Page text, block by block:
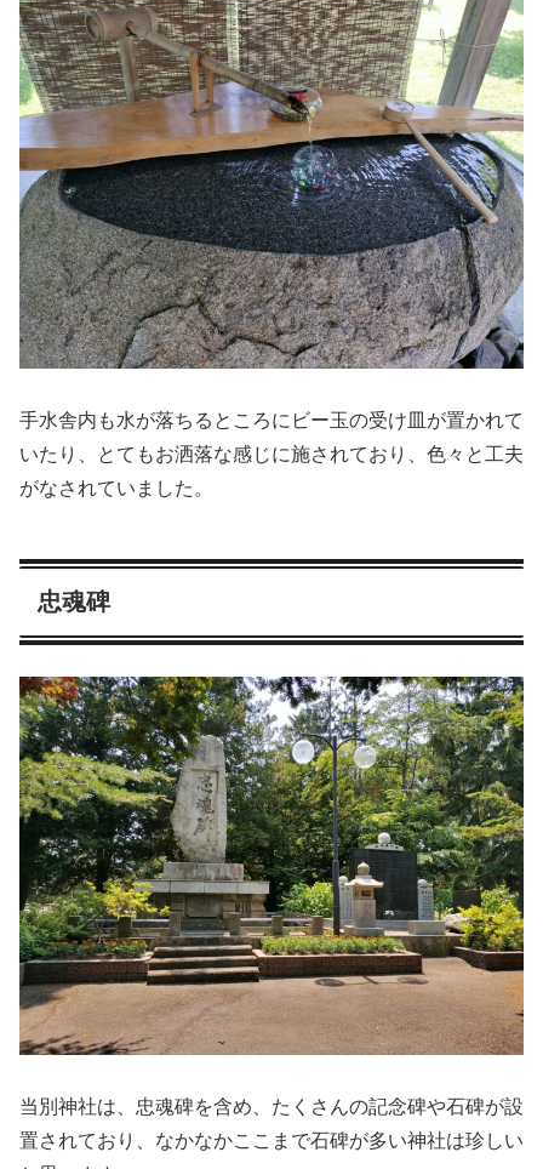
手水舎内も水が落ちるところにビー玉の受け皿が置かれて
いたり、とてもお洒落な感じに施されており、色々と工夫
がなされていました。
忠魂碑
当別神社は、忠魂碑を含め、たくさんの記念碑や石碑が設
置されており、なかなかここまで石碑が多い神社は珍しい